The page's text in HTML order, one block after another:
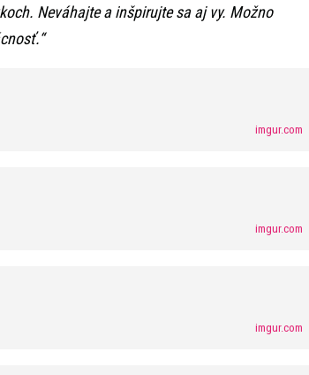
Neváhajte a inšpirujte sa aj vy. Možno
imgur.com
imgur.com
imgur.com